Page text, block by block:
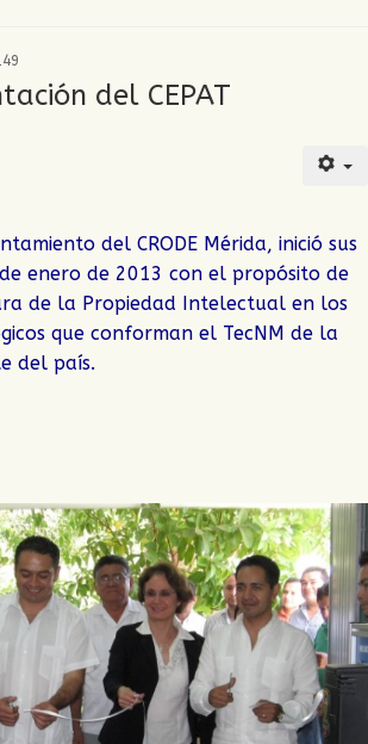
del CEPAT
del CRODE Mérida, inició sus
enero de 2013 con el propósito de
de la Propiedad Intelectual en los
que conforman el TecNM de la
del país.